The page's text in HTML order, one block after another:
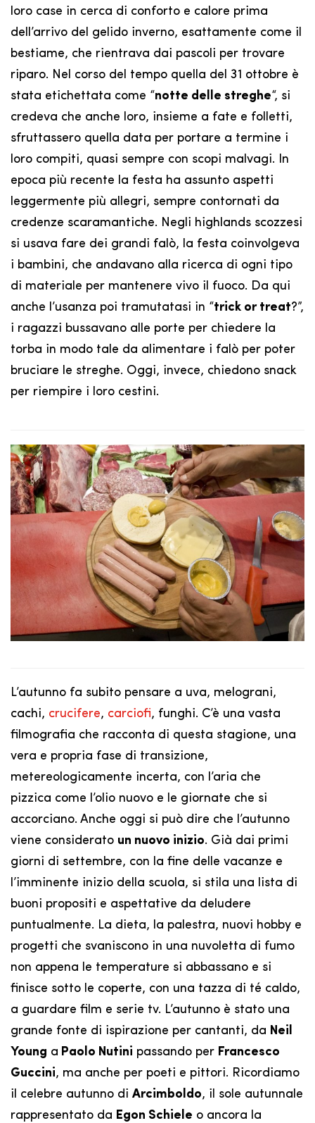
loro case in cerca di conforto e calore prima
dell’arrivo del gelido inverno, esattamente come il
bestiame, che rientrava dai pascoli per trovare
riparo. Nel corso del tempo quella del 31 ottobre è
stata etichettata come “notte delle streghe“, si
credeva che anche loro, insieme a fate e folletti,
sfruttassero quella data per portare a termine i
loro compiti, quasi sempre con scopi malvagi. In
epoca più recente la festa ha assunto aspetti
leggermente più allegri, sempre contornati da
credenze scaramantiche. Negli highlands scozzesi
si usava fare dei grandi falò, la festa coinvolgeva
i bambini, che andavano alla ricerca di ogni tipo
di materiale per mantenere vivo il fuoco. Da qui
anche l’usanza poi tramutatasi in “trick or treat?”,
i ragazzi bussavano alle porte per chiedere la
torba in modo tale da alimentare i falò per poter
bruciare le streghe. Oggi, invece, chiedono snack
per riempire i loro cestini.
L’autunno fa subito pensare a uva, melograni,
cachi, crucifere, carciofi, funghi. C’è una vasta
filmografia che racconta di questa stagione, una
vera e propria fase di transizione,
metereologicamente incerta, con l’aria che
pizzica come l’olio nuovo e le giornate che si
accorciano. Anche oggi si può dire che l’autunno
viene considerato un nuovo inizio. Già dai primi
giorni di settembre, con la fine delle vacanze e
l’imminente inizio della scuola, si stila una lista di
buoni propositi e aspettative da deludere
puntualmente. La dieta, la palestra, nuovi hobby e
progetti che svaniscono in una nuvoletta di fumo
non appena le temperature si abbassano e si
finisce sotto le coperte, con una tazza di té caldo,
a guardare film e serie tv. L’autunno è stato una
grande fonte di ispirazione per cantanti, da Neil
Young a Paolo Nutini passando per Francesco
Guccini, ma anche per poeti e pittori. Ricordiamo
il celebre autunno di Arcimboldo, il sole autunnale
rappresentato da Egon Schiele o ancora la